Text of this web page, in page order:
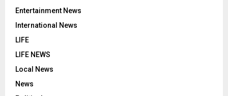
Entertainment News
International News
LIFE
LIFE NEWS
Local News
News